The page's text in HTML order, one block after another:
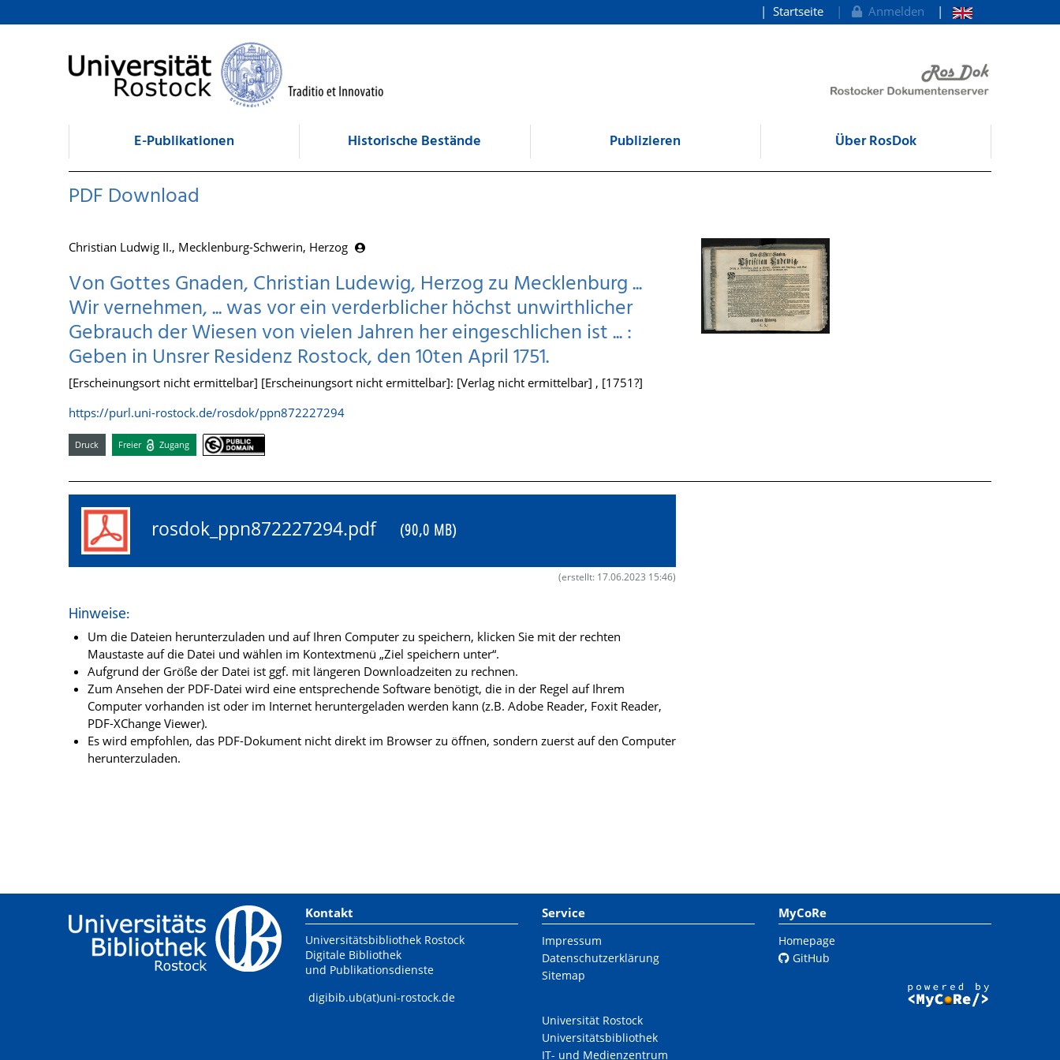
zum Inhalt
Startseite Anmelden
E-Publikationen Historische Bestände Publizieren Über RosDok
PDF Download
Christian Ludwig II., Mecklenburg-Schwerin, Herzog
Von Gottes Gnaden, Christian Ludewig, Herzog zu Mecklenburg ...
Wir vernehmen, ... was vor ein verderblicher höchst unwirthlicher
Gebrauch der Wiesen von vielen Jahren her eingeschlichen ist ... :
Geben in Unsrer Residenz Rostock, den 10ten April 1751.
[Erscheinungsort nicht ermittelbar] [Erscheinungsort nicht ermittelbar]: [Verlag nicht ermittelbar] , [1751?]
https://purl.uni-rostock.de/rosdok/ppn872227294
Druck Freier Zugang
rosdok_ppn872227294.pdf (90,0 MB)
(erstellt: 17.06.2023 15:46)
Hinweise:
Um die Dateien herunterzuladen und auf Ihren Computer zu speichern, klicken Sie mit der rechten
Maustaste auf die Datei und wählen im Kontextmenü „Ziel speichern unter“.
Aufgrund der Größe der Datei ist ggf. mit längeren Downloadzeiten zu rechnen.
Zum Ansehen der PDF-Datei wird eine entsprechende Software benötigt, die in der Regel auf Ihrem
Computer vorhanden ist oder im Internet heruntergeladen werden kann (z.B. Adobe Reader, Foxit Reader,
PDF-XChange Viewer).
Es wird empfohlen, das PDF-Dokument nicht direkt im Browser zu öffnen, sondern zuerst auf den Computer
herunterzuladen.
Kontakt
Universitätsbibliothek Rostock
Digitale Bibliothek
und Publikationsdienste
digibib.ub(at)uni-rostock.de
Service
Impressum
Datenschutzerklärung
Sitemap
Universität Rostock
Universitätsbibliothek
IT- und Medienzentrum
MyCoRe
Homepage
GitHub